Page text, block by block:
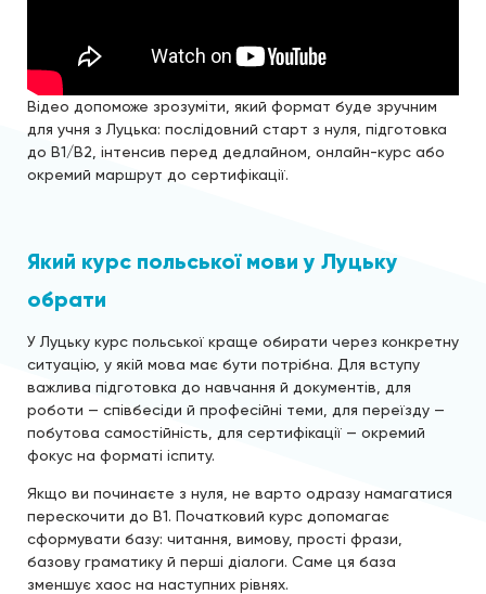
Відео допоможе зрозуміти, який формат буде зручним
для учня з Луцька: послідовний старт з нуля, підготовка
до B1/B2, інтенсив перед дедлайном, онлайн-курс або
окремий маршрут до сертифікації.
Який курс польської мови у Луцьку
обрати
У Луцьку курс польської краще обирати через конкретну
ситуацію, у якій мова має бути потрібна. Для вступу
важлива підготовка до навчання й документів, для
роботи — співбесіди й професійні теми, для переїзду —
побутова самостійність, для сертифікації — окремий
фокус на форматі іспиту.
Якщо ви починаєте з нуля, не варто одразу намагатися
перескочити до B1. Початковий курс допомагає
сформувати базу: читання, вимову, прості фрази,
базову граматику й перші діалоги. Саме ця база
зменшує хаос на наступних рівнях.